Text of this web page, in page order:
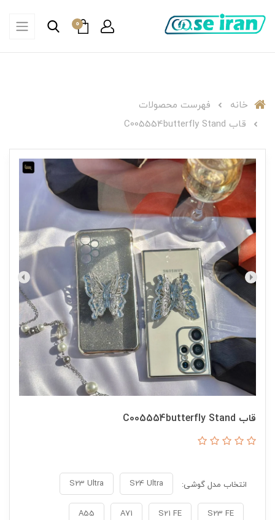
0
خانه
فهرست محصولات
قاب C005554butterfly Stand
قاب C005554butterfly Stand
انتخاب مدل گوشی: S24 Ultra
S23 Ultra
S23 FE
S21 FE
A71
A55